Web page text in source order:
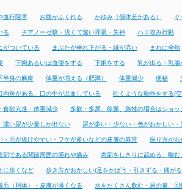
血行阻害 お腹がふくれる かゆみ（個体差がある）
る チアノーゼ咳・浅くて速い呼吸・失神 ハエ咬み行動
がついている まぶたが垂れ下がる・縁が赤い まれに発熱
下痢あるいは血便をする 下痢をする 乳が出る・乳腺
半身の麻痺 体重が増える（肥満） 体重減少 便秘
内炎がある、口の中が出血している 吐くような動作をする(
食欲亢進・体重減少 多飲・多尿、徐脈、急性の場合はショッ
濃い尿が少量しか出ない 尿が多い・少ない・色がおかしい・
毛が抜けやすい・フケが多いなどの皮膚の異常 座り方がお
部である関節周囲の腫れや痛み 患部をしきりに舐める、噛む
に歩くなど 歩き方がおかしい(足をかばう・引きずる・痛が
毛（胴体）・皮膚が薄くなる 水をたくさん飲む・尿の量、回